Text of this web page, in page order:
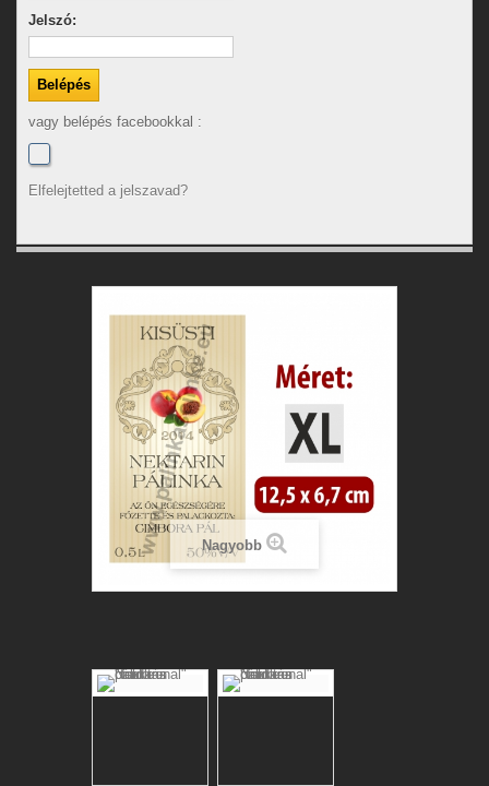
Jelszó:
vagy belépés facebookkal :
Elfelejtetted a jelszavad?
Nagyobb